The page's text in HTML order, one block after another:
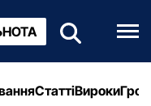
СтаттіВироки